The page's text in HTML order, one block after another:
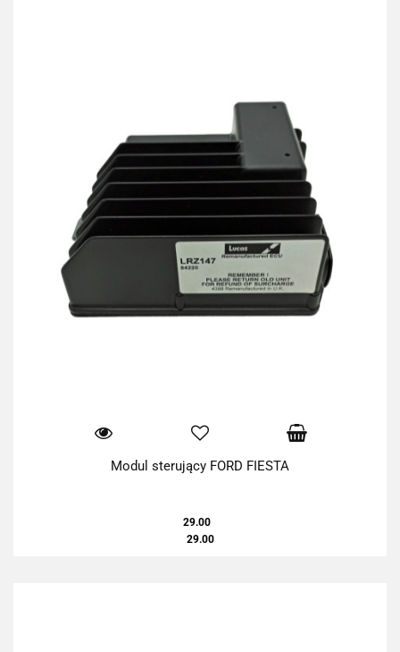
Modul sterujący FORD FIESTA
29.00
29.00